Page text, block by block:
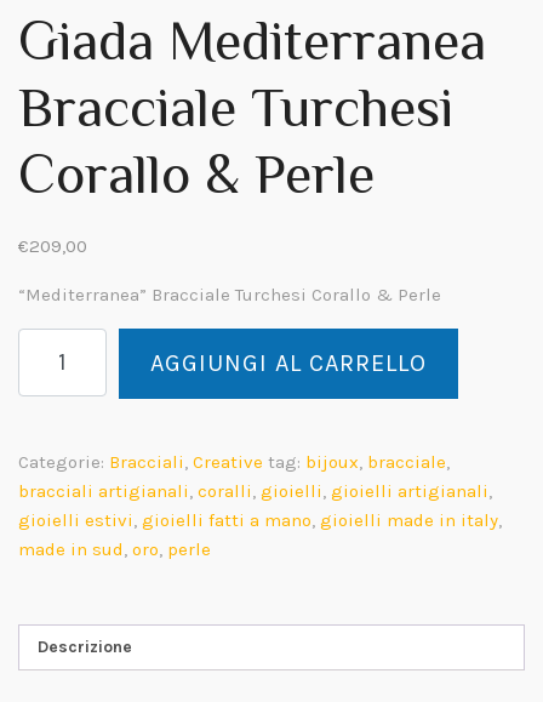
Giada Mediterranea
Bracciale Turchesi
Corallo & Perle
€209,00
“Mediterranea” Bracciale Turchesi Corallo & Perle
Mediterranea
Bracciale
Corallo
&
Perle
quantità
AGGIUNGI AL CARRELLO
Categorie: Bracciali, Creative tag: bijoux, bracciale,
bracciali artigianali, coralli, gioielli, gioielli artigianali,
gioielli estivi, gioielli fatti a mano, gioielli made in italy,
made in sud, oro, perle
Descrizione